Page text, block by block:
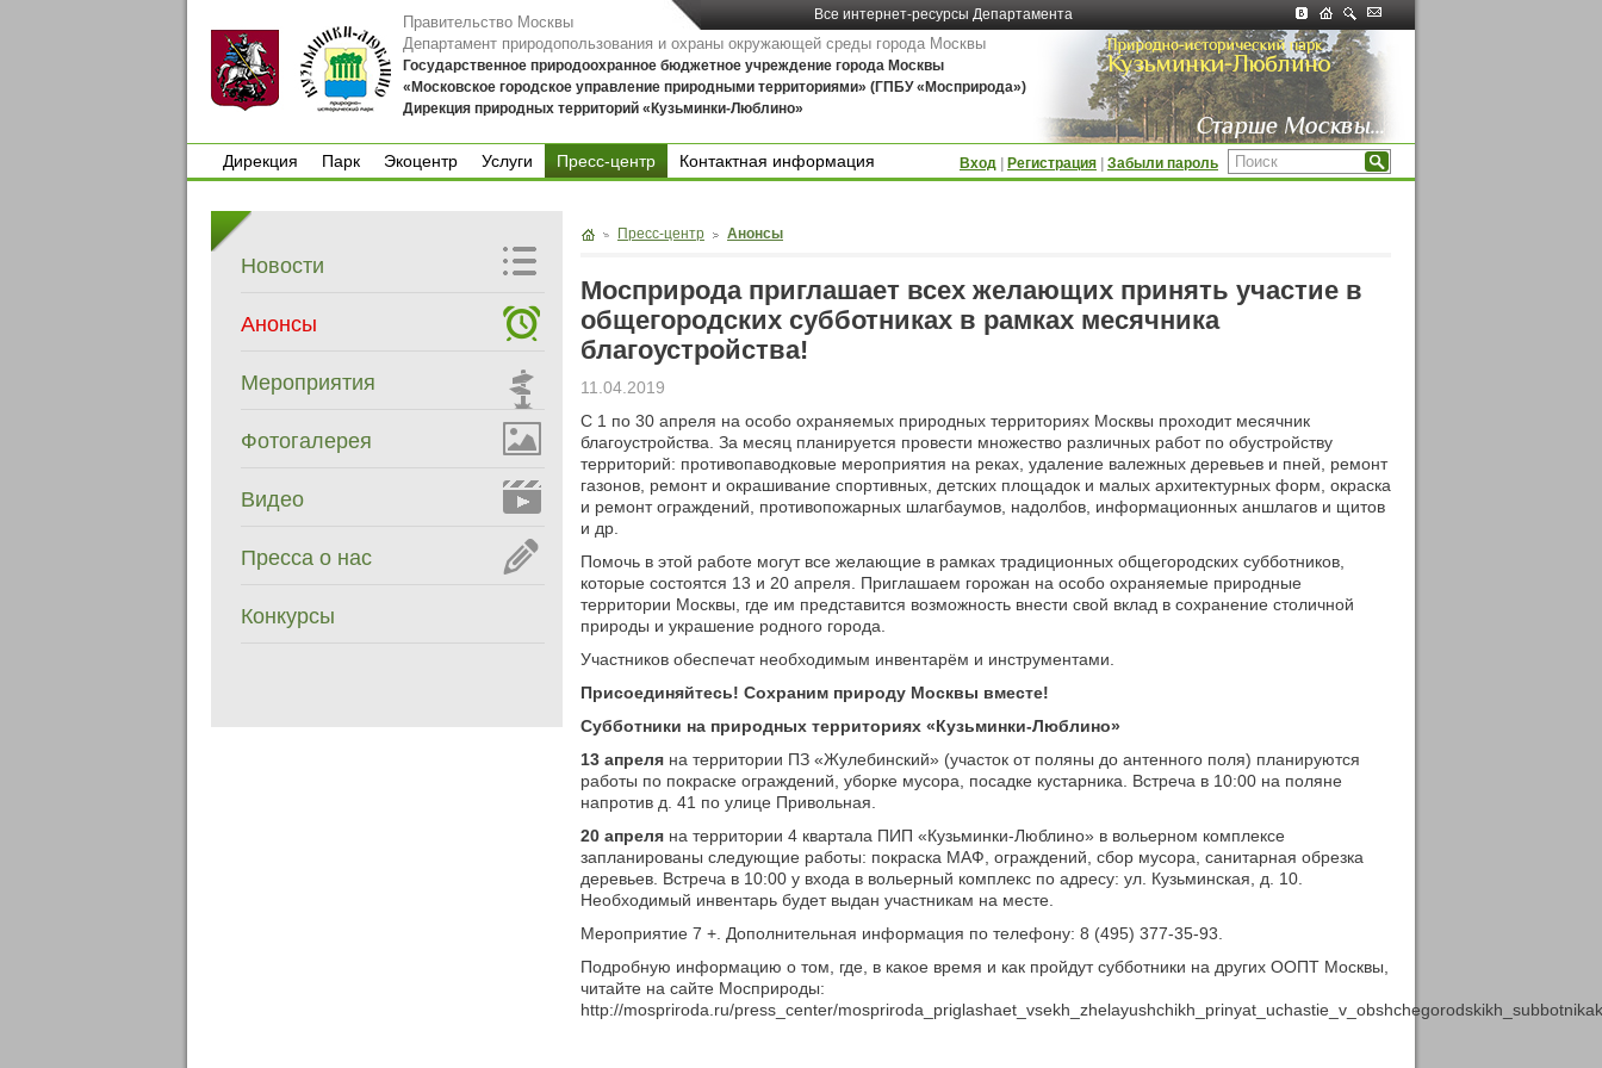
Все интернет-ресурсы Департамента
Правительство Москвы
Департамент природопользования и охраны окружающей среды города Москвы
Государственное природоохранное бюджетное учреждение города Москвы
«Московское городское управление природными территориями» (ГПБУ «Мосприрода»)
Дирекция природных территорий «Кузьминки-Люблино»
Дирекция
Парк
Экоцентр
Услуги
Пресс-центр
Контактная информация
Вход Регистрация Забыли пароль
Новости
Анонсы
Мероприятия
Фотогалерея
Видео
Пресса о нас
Конкурсы
Пресс-центр Анонсы
Мосприрода приглашает всех желающих принять участие в
общегородских субботниках в рамках месячника
благоустройства!
11.04.2019
С 1 по 30 апреля на особо охраняемых природных территориях Москвы проходит месячник
благоустройства. За месяц планируется провести множество различных работ по обустройству
территорий: противопаводковые мероприятия на реках, удаление валежных деревьев и пней, ремонт
газонов, ремонт и окрашивание спортивных, детских площадок и малых архитектурных форм, окраска
и ремонт ограждений, противопожарных шлагбаумов, надолбов, информационных аншлагов и щитов
и др.
Помочь в этой работе могут все желающие в рамках традиционных общегородских субботников,
которые состоятся 13 и 20 апреля. Приглашаем горожан на особо охраняемые природные
территории Москвы, где им представится возможность внести свой вклад в сохранение столичной
природы и украшение родного города.
Участников обеспечат необходимым инвентарём и инструментами.
Присоединяйтесь! Сохраним природу Москвы вместе!
Субботники на природных территориях «Кузьминки-Люблино»
13 апреля на территории ПЗ «Жулебинский» (участок от поляны до антенного поля) планируются
работы по покраске ограждений, уборке мусора, посадке кустарника. Встреча в 10:00 на поляне
напротив д. 41 по улице Привольная.
20 апреля на территории 4 квартала ПИП «Кузьминки-Люблино» в вольерном комплексе
запланированы следующие работы: покраска МАФ, ограждений, сбор мусора, санитарная обрезка
деревьев. Встреча в 10:00 у входа в вольерный комплекс по адресу: ул. Кузьминская, д. 10.
Необходимый инвентарь будет выдан участникам на месте.
Мероприятие 7 +. Дополнительная информация по телефону: 8 (495) 377-35-93.
Подробную информацию о том, где, в какое время и как пройдут субботники на других ООПТ Москвы,
читайте на сайте Мосприроды:
http://mospriroda.ru/press_center/